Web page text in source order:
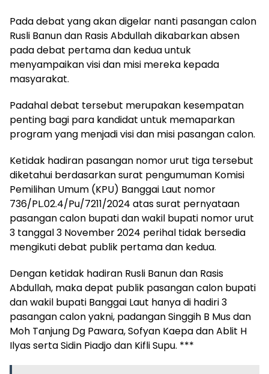
Pada debat yang akan digelar nanti pasangan calon
Rusli Banun dan Rasis Abdullah dikabarkan absen
pada debat pertama dan kedua untuk
menyampaikan visi dan misi mereka kepada
masyarakat.
Padahal debat tersebut merupakan kesempatan
penting bagi para kandidat untuk memaparkan
program yang menjadi visi dan misi pasangan calon.
Ketidak hadiran pasangan nomor urut tiga tersebut
diketahui berdasarkan surat pengumuman Komisi
Pemilihan Umum (KPU) Banggai Laut nomor
736/PL.02.4/Pu/7211/2024 atas surat pernyataan
pasangan calon bupati dan wakil bupati nomor urut
3 tanggal 3 November 2024 perihal tidak bersedia
mengikuti debat publik pertama dan kedua.
Dengan ketidak hadiran Rusli Banun dan Rasis
Abdullah, maka depat publik pasangan calon bupati
dan wakil bupati Banggai Laut hanya di hadiri 3
pasangan calon yakni, padangan Singgih B Mus dan
Moh Tanjung Dg Pawara, Sofyan Kaepa dan Ablit H
Ilyas serta Sidin Piadjo dan Kifli Supu. ***